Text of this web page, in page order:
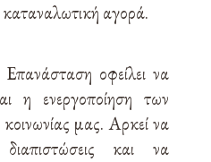
καταναλωτική αγορά.
οφείλει να
η ενεργοποίηση των
μας. Αρκεί να
και να